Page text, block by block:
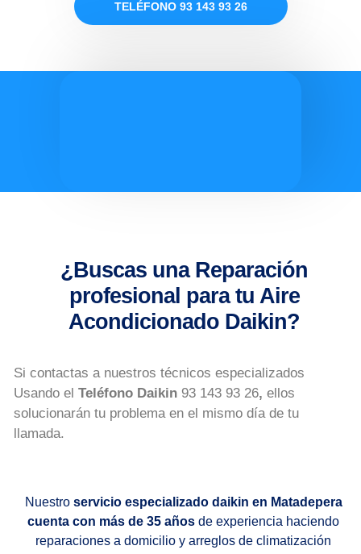
TELÉFONO 93 143 93 26
¿Buscas una Reparación
profesional para tu Aire
Acondicionado Daikin?
Si contactas a nuestros técnicos especializados
Usando el Teléfono Daikin 93 143 93 26, ellos
solucionarán tu problema en el mismo día de tu
llamada.
Nuestro servicio especializado daikin en Matadepera
cuenta con más de 35 años de experiencia haciendo
reparaciones a domicilio y arreglos de climatización